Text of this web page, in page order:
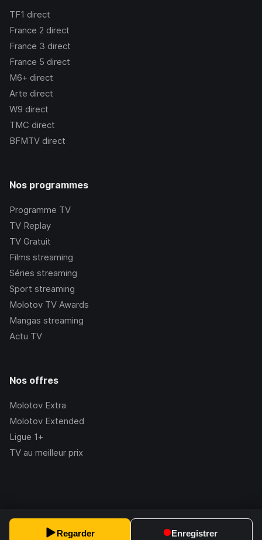
Regarder Enregistrer
TF1 direct
France 2 direct
France 3 direct
France 5 direct
M6+ direct
Arte direct
W9 direct
TMC direct
BFMTV direct
Nos programmes
Programme TV
TV Replay
TV Gratuit
Films streaming
Séries streaming
Sport streaming
Molotov TV Awards
Mangas streaming
Actu TV
Nos offres
Molotov Extra
Molotov Extended
Ligue 1+
TV au meilleur prix
2.228.1